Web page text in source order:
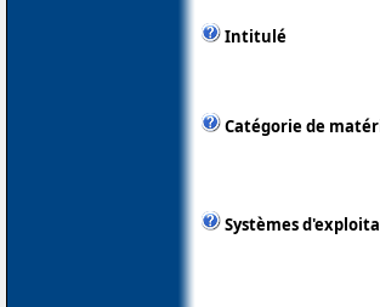
Intitulé
Catégorie de
Systèmes